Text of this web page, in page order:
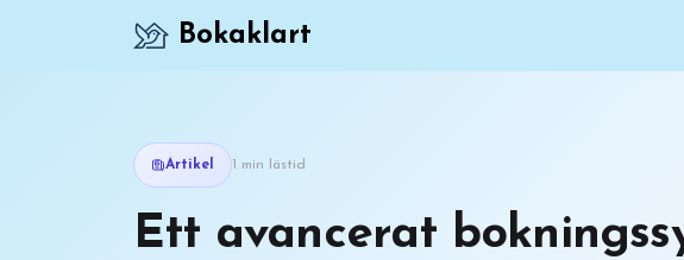
Bokaklart
Artikel 1 min lästid
Ett avancerat